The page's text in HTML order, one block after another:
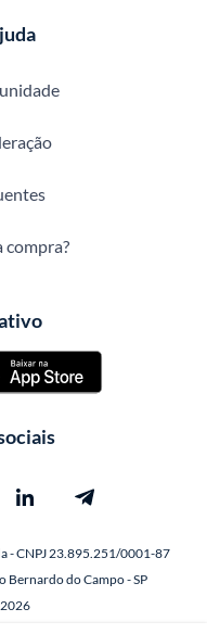
compra?
- CNPJ 23.895.251/0001-87
Bernardo do Campo - SP